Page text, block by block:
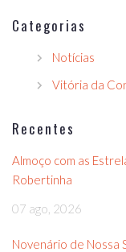
Categorias
Notícias
Vitória da
Recentes
Almoço com as
Robertinha
07 ago, 2026
Novenário de Nossa